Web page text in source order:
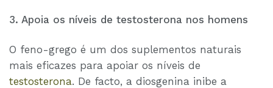
3. Apoia os níveis de testosterona nos homens
O feno-grego é um dos suplementos naturais
mais eficazes para apoiar os níveis de
testosterona. De facto, a diosgenina inibe a